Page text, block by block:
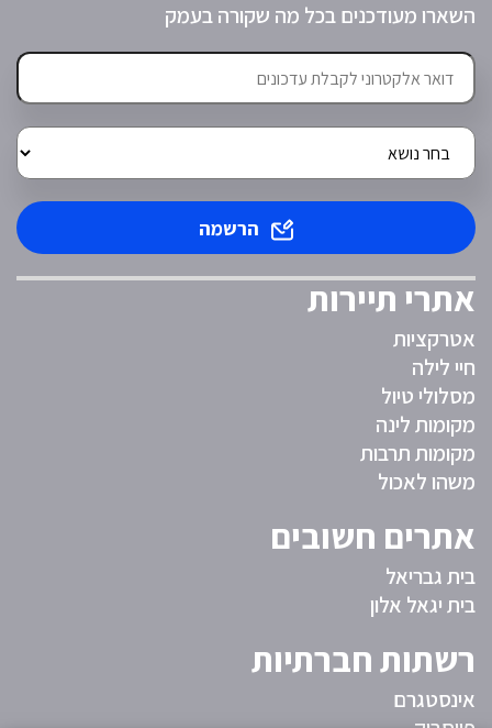
השארו מעודכנים בכל מה שקורה בעמק
הרשמה
אתרי תיירות
אטרקציות
חיי לילה
מסלולי טיול
מקומות לינה
מקומות תרבות
משהו לאכול
אתרים חשובים
בית גבריאל
בית יגאל אלון
רשתות חברתיות
אינסטגרם